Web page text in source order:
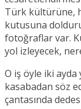
Türk kültürüne,
kutusuna
fotoğraflar var.
yol izleyecek,
O iş öyle iki ayda
kasabadan söz
çantasında